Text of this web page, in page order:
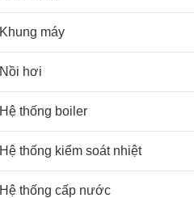
Khung máy
Nồi hơi
Hệ thống boiler
Hệ thống kiểm soát nhiệt
Hệ thống cấp nước